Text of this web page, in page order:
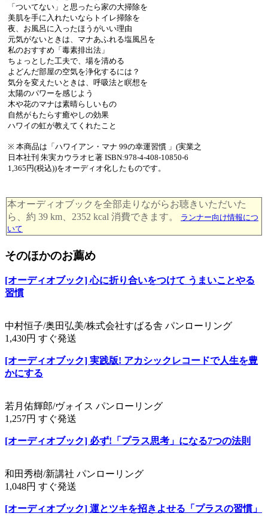
「ついてない」と思ったら家の大掃除を
美肌を手に入れたいならトイレ掃除を
夜、お風呂に入ったほうがいい理由
元気がないときは、マナあふれる塩風呂を
私のおすすめ「毒素排出法」
ちょっとした工夫で、場を清める
よどんだ部屋の空気を浄化するには？
気分を変えたいときは、呼吸法と瞑想を
太陽のパワーを感じよう
木や花のマナは素晴らしいもの
自然がもたらす癒やしの効果
ハワイの虹が教えてくれたこと
※ 本商品は「ハワイアン・マナ 99の幸運習慣 」(実業之
日本社刊 朱実カウラオヒ著 ISBN:978-4-408-10850-6
1,365円(税込))をオーディオ化したものです。
本オーディオブックを全部走りながらお聴きいただいた
ら、約 39 km、2352 kcal 消費できます。
ランナー向け情報につ
いて
そのほかのお薦め
[オーディオブック] 心に折り合いをつけて うまいことやる
習慣
中村恒子/奥田弘美/株式会社すばる舎 パンローリング
1,430円 すぐ発送
[オーディオブック] 実践版! アカシックレコードで人生を豊
かにする
若月佑輝郎/ヴォイス パンローリング
1,257円 すぐ発送
[オーディオブック] 必ず!「プラス思考」になる7つの法則
和田秀樹/新講社 パンローリング
1,048円 すぐ発送
[オーディオブック] 運とツキを招きよせる「プラスの習慣」